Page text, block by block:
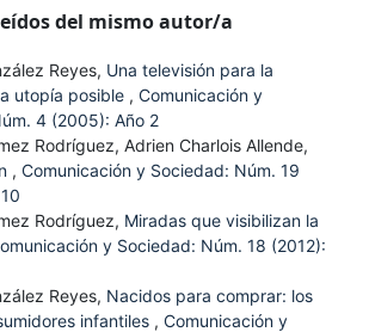
del mismo autor/a
Reyes, Una televisión para la
utopía posible , Comunicación y
4 (2005): Año 2
Rodríguez, Adrien Charlois Allende,
, Comunicación y Sociedad: Núm. 19
Rodríguez, Miradas que visibilizan la
y Sociedad: Núm. 18 (2012):
Reyes, Nacidos para comprar: los
infantiles , Comunicación y